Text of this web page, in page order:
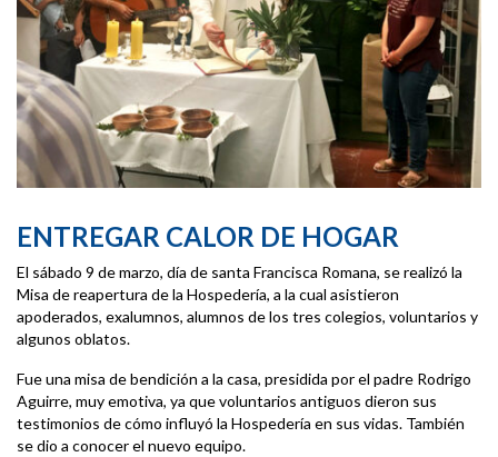
ENTREGAR CALOR DE HOGAR
El sábado 9 de marzo, día de santa Francisca Romana, se realizó la
Misa de reapertura de la Hospedería, a la cual asistieron
apoderados, exalumnos, alumnos de los tres colegios, voluntarios y
algunos oblatos.
Fue una misa de bendición a la casa, presidida por el padre Rodrigo
Aguirre, muy emotiva, ya que voluntarios antiguos dieron sus
testimonios de cómo influyó la Hospedería en sus vidas. También
se dio a conocer el nuevo equipo.